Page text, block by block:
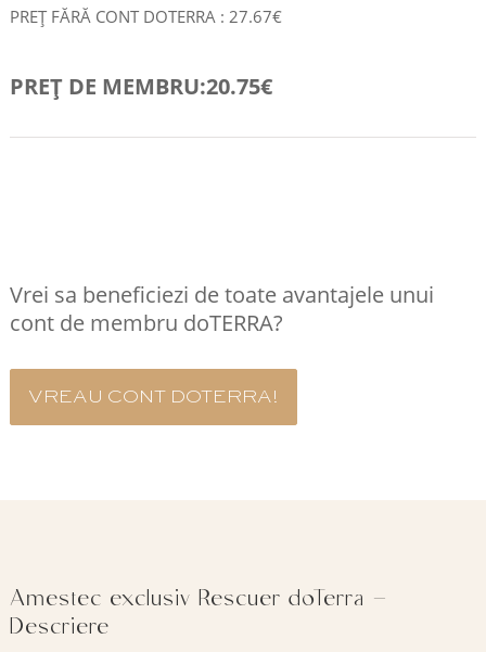
PREȚ FĂRĂ CONT DOTERRA : 27.67€
PREȚ DE MEMBRU:20.75€
Vrei sa beneficiezi de toate avantajele unui
cont de membru doTERRA?
VREAU CONT DOTERRA!
Amestec exclusiv Rescuer doTerra –
Descriere